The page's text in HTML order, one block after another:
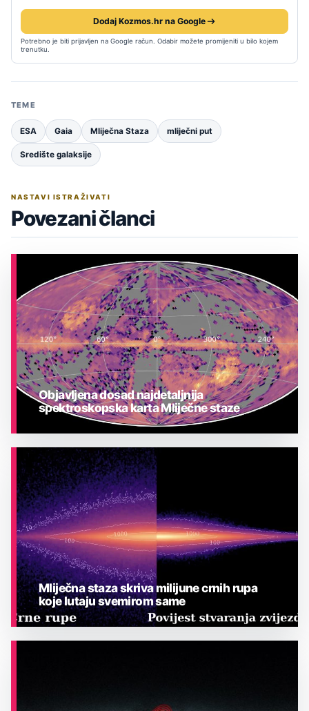
Dodaj Kozmos.hr na Google
Potrebno je biti prijavljen na Google račun. Odabir možete promijeniti u bilo kojem
trenutku.
TEME
ESA Gaia Mliječna Staza mliječni put
Središte galaksije
NASTAVI ISTRAŽIVATI
Povezani članci
ASTRONOMIJA
Objavljena dosad najdetaljnija
spektroskopska karta Mliječne staze
Mliječna staza skriva milijune crnih rupa
koje lutaju svemirom same